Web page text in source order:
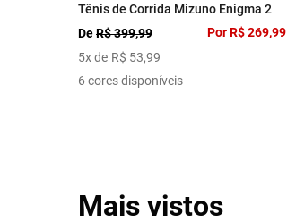
Tênis de Corrida Mizuno Enigma 2
DeR$ 399,99
5x de R$ 53,99
Por R$ 269,99
6 cores disponíveis
Mais vistos